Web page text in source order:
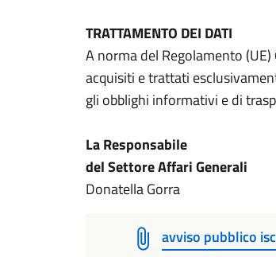
TRATTAMENTO DEI DATI
A norma del Regolamento
acquisiti e trattati
gli obblighi informativi e di
La Responsabile
del Settore Affari Generali
Donatella Gorra
avviso pubblico